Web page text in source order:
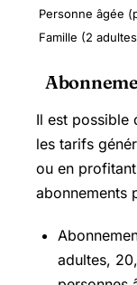
Personne âgée
Famille (2
Il est possible
les tarifs
ou en
abonnements
adultes,